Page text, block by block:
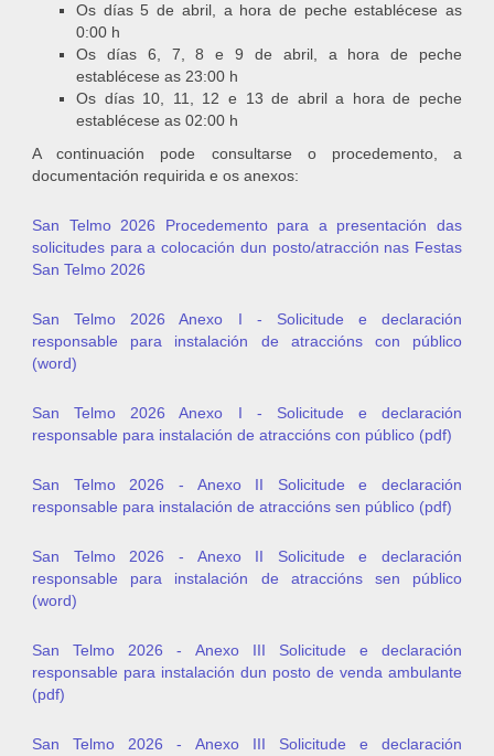
Os días 5 de abril, a hora de peche establécese as
0:00 h
Os días 6, 7, 8 e 9 de abril, a hora de peche
establécese as 23:00 h
Os días 10, 11, 12 e 13 de abril a hora de peche
establécese as 02:00 h
A continuación pode consultarse o procedemento, a
documentación requirida e os anexos:
San Telmo 2026 Procedemento para a presentación das
solicitudes para a colocación dun posto/atracción nas Festas
San Telmo 2026
San Telmo 2026 Anexo I - Solicitude e declaración
responsable para instalación de atraccións con público
(word)
San Telmo 2026 Anexo I - Solicitude e declaración
responsable para instalación de atraccións con público (pdf)
San Telmo 2026 - Anexo II Solicitude e declaración
responsable para instalación de atraccións sen público (pdf)
San Telmo 2026 - Anexo II Solicitude e declaración
responsable para instalación de atraccións sen público
(word)
San Telmo 2026 - Anexo III Solicitude e declaración
responsable para instalación dun posto de venda ambulante
(pdf)
San Telmo 2026 - Anexo III Solicitude e declaración